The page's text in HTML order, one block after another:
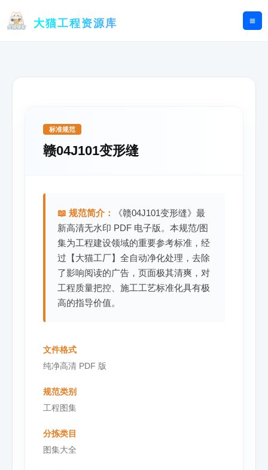
大猫工程资源库
标准规范
赣04J101变形缝
📖 规范简介：
《赣04J101变形缝》最
新高清无水印 PDF 电子版。本规范/图
集为工程建设领域的重要参考标准，经
过【大猫工厂】全自动净化处理，去除
了影响阅读的广告，页面极其清爽，对
工程质量把控、施工工艺标准化具有极
高的指导价值。
文件格式
纯净高清 PDF 版
规范类别
工程图集
分拣类目
图集大全